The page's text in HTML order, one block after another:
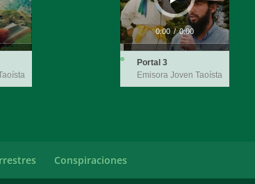
0:00 / 0:00
Portal 3
Emisora Joven Taoísta
Conspiraciones